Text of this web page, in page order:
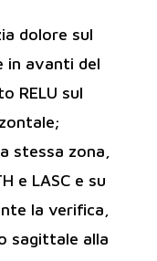
dolore sul
in avanti del
RELU sul
stessa zona,
e LASC e su
la verifica,
sagittale alla